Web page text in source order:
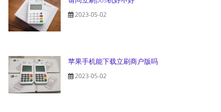
2023-05-02
苹果手机能下载立刷商户版吗
2023-05-02